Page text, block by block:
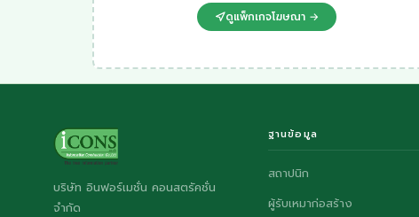
ดูแพ็กเกจโฆษณา →
บริษัท อินฟอร์เมชั่น คอนสตรัคชั่น
จำกัด
ฐานข้อมูล
สถาปนิก
ผู้รับเหมาก่อสร้าง